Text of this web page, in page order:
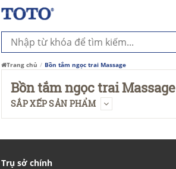
Trang chủ Bồn tắm ngọc trai Massage
Bồn tắm ngọc trai Massage
SẮP XẾP SẢN PHẨM
Trụ sở chính